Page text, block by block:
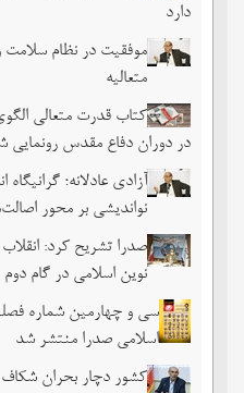
دارد
موفقیت در نظام
متعالیه
کتاب قدرت متعالی
در دوران دفاع مقدس رونمایی
آزادی عادلانه؛
نواندیشی بر محور
صدرا تشریح کرد:
نوین اسلامی در گام دوم
سی و چهارمین شماره
اسلامی صدرا منتشر شد
کشور دچار بحران